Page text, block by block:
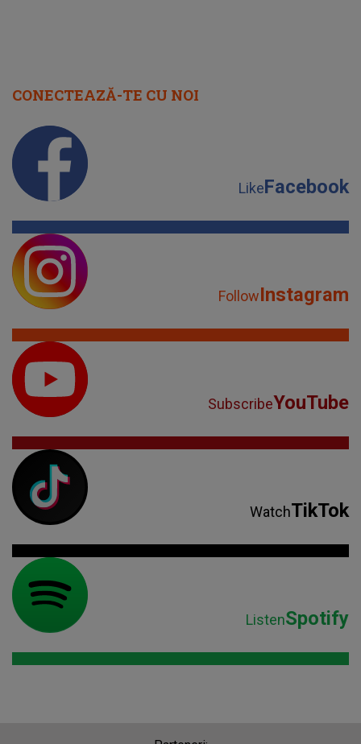
CONECTEAZĂ-TE CU NOI
LikeFacebook
FollowInstagram
SubscribeYouTube
WatchTikTok
ListenSpotify